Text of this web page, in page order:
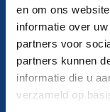
en om ons
informatie over
partners voor
partners kunnen
informatie die u
verzameld op